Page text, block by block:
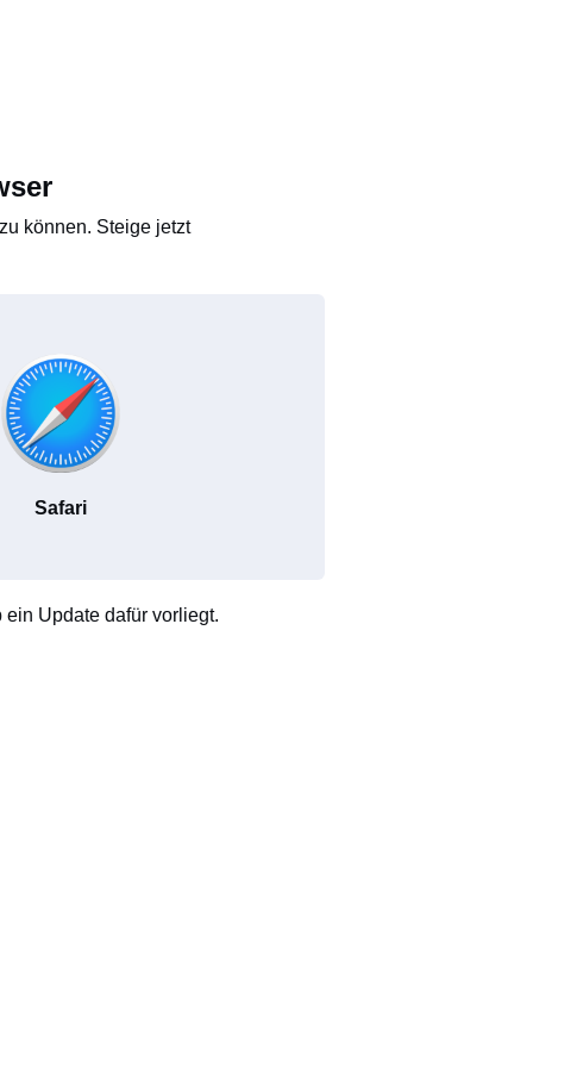
können. Steige jetzt
Safari
Update dafür vorliegt.